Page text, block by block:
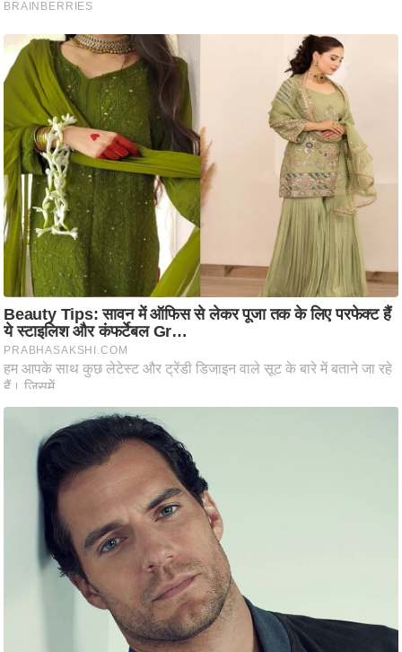
चा
य
प
र
स
मी
क्षा
ध
र्म
ज्यो
ति
ष
प्र
भु
म
हि